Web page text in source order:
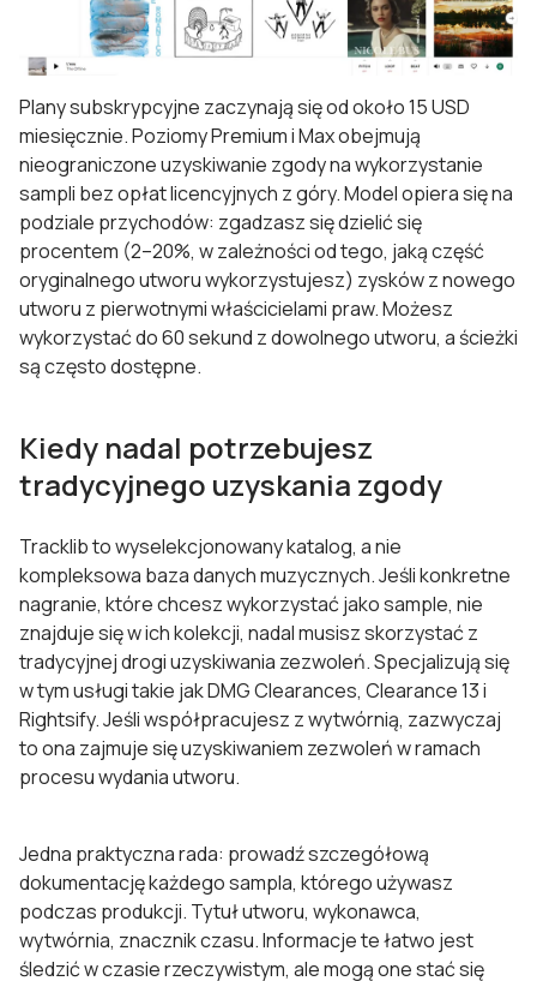
Plany subskrypcyjne zaczynają się od około 15 USD
miesięcznie. Poziomy Premium i Max obejmują
nieograniczone uzyskiwanie zgody na wykorzystanie
sampli bez opłat licencyjnych z góry. Model opiera się na
podziale przychodów: zgadzasz się dzielić się
procentem (2–20%, w zależności od tego, jaką część
oryginalnego utworu wykorzystujesz) zysków z nowego
utworu z pierwotnymi właścicielami praw. Możesz
wykorzystać do 60 sekund z dowolnego utworu, a ścieżki
są często dostępne.
Kiedy nadal potrzebujesz
tradycyjnego uzyskania zgody
Tracklib to wyselekcjonowany katalog, a nie
kompleksowa baza danych muzycznych. Jeśli konkretne
nagranie, które chcesz wykorzystać jako sample, nie
znajduje się w ich kolekcji, nadal musisz skorzystać z
tradycyjnej drogi uzyskiwania zezwoleń. Specjalizują się
w tym usługi takie jak DMG Clearances, Clearance 13 i
Rightsify. Jeśli współpracujesz z wytwórnią, zazwyczaj
to ona zajmuje się uzyskiwaniem zezwoleń w ramach
procesu wydania utworu.
Jedna praktyczna rada: prowadź szczegółową
dokumentację każdego sampla, którego używasz
podczas produkcji. Tytuł utworu, wykonawca,
wytwórnia, znacznik czasu. Informacje te łatwo jest
śledzić w czasie rzeczywistym, ale mogą one stać się